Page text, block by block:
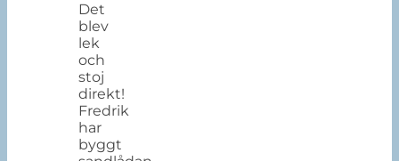
Det
blev
lek
och
stoj
direkt!
Fredrik
har
byggt